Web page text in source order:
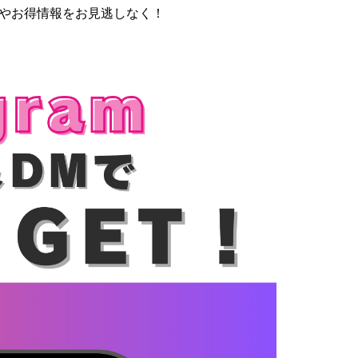
お得情報をお見逃しなく！